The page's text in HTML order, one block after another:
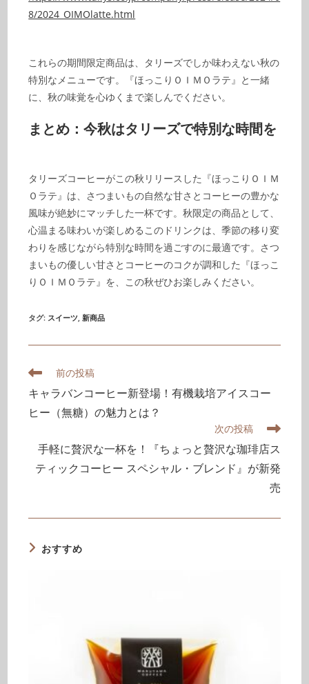
8/2024_OIMOlatte.html
これらの期間限定商品は、タリーズでしか味わえない秋の
特別なメニューです。『ほっこりＯＩＭＯラテ』と一緒
に、秋の味覚を心ゆくまで楽しんでください。
まとめ：今秋はタリーズで特別な時間を
タリーズコーヒーがこの秋リリースした『ほっこりＯＩＭ
Ｏラテ』は、さつまいもの自然な甘さとコーヒーの豊かな
風味が絶妙にマッチした一杯です。秋限定の商品として、
心温まる味わいが楽しめるこのドリンクは、季節の移り変
わりを感じながら特別な時間を過ごすのに最適です。さつ
まいもの優しい甘さとコーヒーのコクが調和した『ほっこ
りＯＩＭＯラテ』を、この秋ぜひお楽しみください。
タグ: スイーツ 新商品
前の投稿
キャラバンコーヒー新登場！有機栽培アイスコー
ヒー（無糖）の魅力とは？
次の投稿
手軽に贅沢な一杯を！『ちょっと贅沢な珈琲店ス
ティックコーヒー スペシャル・ブレンド』が新発
売
おすすめ